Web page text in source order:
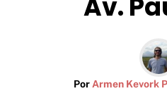
Por Armen Kevork